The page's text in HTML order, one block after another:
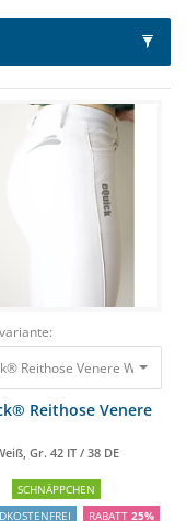
Augenschutzbrille füreQuick® Reithose
Reithose Venere
Gr. 42 IT / 38 DE
SCHNÄPPCHEN
RABATT 25%